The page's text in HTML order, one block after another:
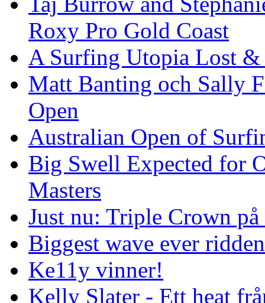
Roxy Pro Gold Coast
A Surfing Utopia Lost &
Matt Banting och Sally
Open
Australian Open of
Big Swell Expected for
Masters
Just nu: Triple Crown på
Biggest wave ever
Ke11y vinner!
Kelly Slater - Ett heat